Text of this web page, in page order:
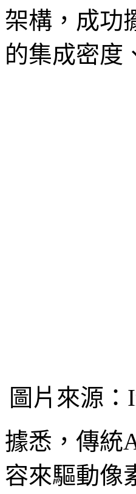
架構，成功
的集成密度
圖片來源：
據悉，傳統
容來驅動像